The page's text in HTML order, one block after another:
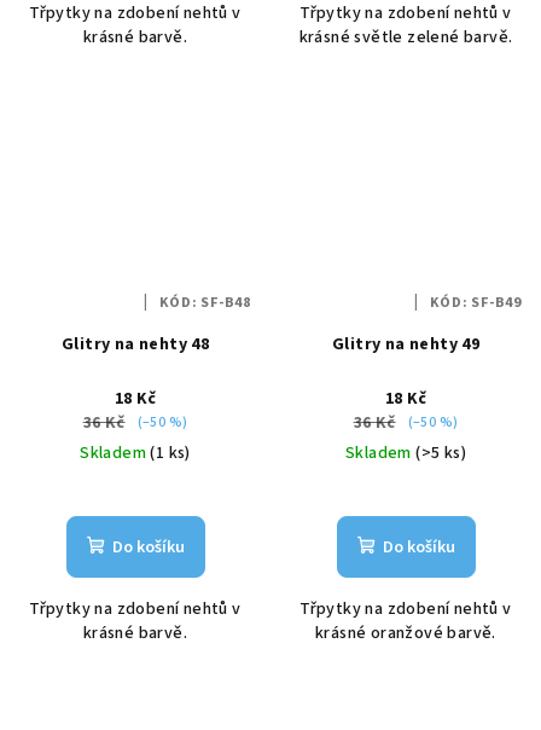
Třpytky na zdobení nehtů v
krásné barvě.
Třpytky na zdobení nehtů v
krásné světle zelené barvě.
Glitry na nehty 48
18 Kč
36 Kč
(–50 %)
Skladem(1 ks)
Do košíku
Třpytky na zdobení nehtů v
krásné barvě.
KÓD: SF-B48
Glitry na nehty 49
18 Kč
36 Kč
(–50 %)
Skladem(>5 ks)
Do košíku
Třpytky na zdobení nehtů v
krásné oranžové barvě.
KÓD: SF-B49